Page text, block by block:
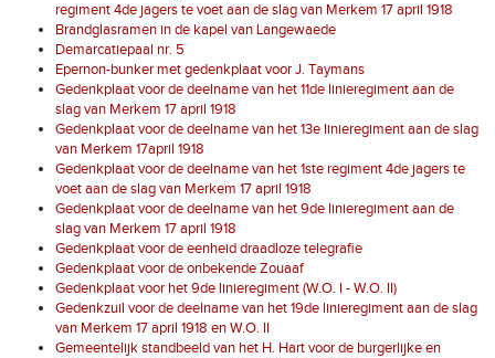
regiment 4de jagers te voet aan de slag van Merkem 17 april 1918
Brandglasramen in de kapel van Langewaede
Demarcatiepaal nr. 5
Epernon-bunker met gedenkplaat voor J. Taymans
Gedenkplaat voor de deelname van het 11de linieregiment aan de
slag van Merkem 17 april 1918
Gedenkplaat voor de deelname van het 13e linieregiment aan de slag
van Merkem 17april 1918
Gedenkplaat voor de deelname van het 1ste regiment 4de jagers te
voet aan de slag van Merkem 17 april 1918
Gedenkplaat voor de deelname van het 9de linieregiment aan de
slag van Merkem 17 april 1918
Gedenkplaat voor de eenheid draadloze telegrafie
Gedenkplaat voor de onbekende Zouaaf
Gedenkplaat voor het 9de linieregiment (W.O. I - W.O. II)
Gedenkzuil voor de deelname van het 19de linieregiment aan de slag
van Merkem 17 april 1918 en W.O. II
Gemeentelijk standbeeld van het H. Hart voor de burgerlijke en